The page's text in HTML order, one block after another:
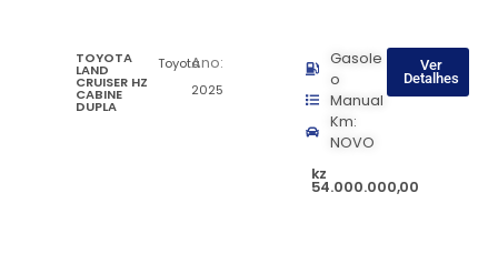
TOYOTA
LAND
CRUISER HZ
CABINE
DUPLA
ToyotaAno:
2025
Gasole
o
Manual
Km:
NOVO
kz
54.000.000,00
Ver
Detalhes